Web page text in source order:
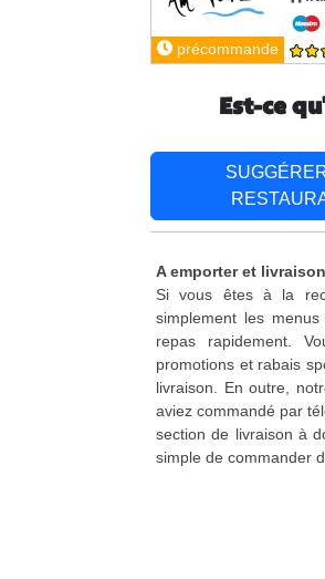
précommande
Est-ce
A emporter et
Si vous êtes à la
simplement les
repas rapidement.
promotions et rabais
livraison. En outre,
aviez commandé par
section de livraison à
simple de commander